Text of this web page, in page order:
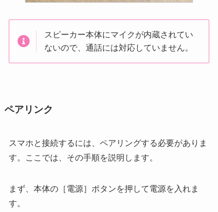
スピーカー本体にマイクが内蔵されてい
ないので、通話には対応していません。
ペアリンク
スマホと接続するには、ペアリングする必要がありま
す。ここでは、その手順を説明します。
まず、本体の［電源］ポタンを押して電源を入れま
す。